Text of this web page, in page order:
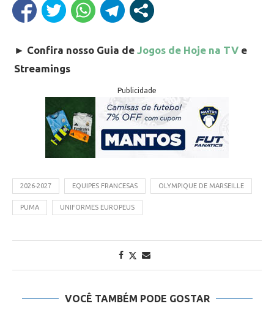
► Confira nosso Guia de Jogos de Hoje na TV e
Streamings
Publicidade
2026-2027 EQUIPES FRANCESAS OLYMPIQUE DE MARSEILLE
PUMA UNIFORMES EUROPEUS
VOCÊ TAMBÉM PODE GOSTAR